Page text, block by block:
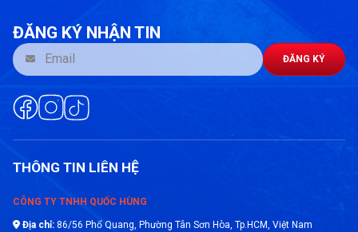
Kiểm tra và hiệu chuẩn
Cân chống cháy nổ được sử dụng để kiểm tra
và hiệu chuẩn các thiết bị đo lường khác như bình
ĐĂNG KÝ NHẬN TIN
ĐĂNG KÝ
THÔNG TIN LIÊN HỆ
CÔNG TY TNHH QUỐC HÙNG
Địa chỉ: 86/56 Phổ Quang, Phường Tân Sơn Hòa, Tp.HCM, Việt Nam